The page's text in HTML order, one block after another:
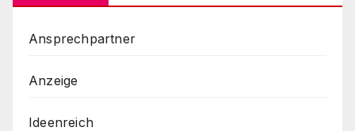
Ansprechpartner
Anzeige
Ideenreich